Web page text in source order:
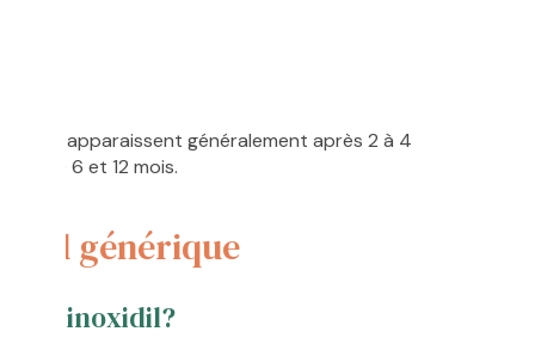
apparaissent généralement après 2 à 4
entre 6 et 12 mois.
générique
le Minoxidil?